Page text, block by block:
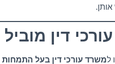
דין מוביל
למשרד עורכי דין בעל התמחות